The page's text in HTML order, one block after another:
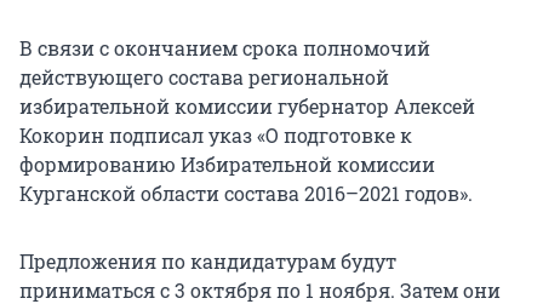
В связи с окончанием срока полномочий
действующего состава региональной
избирательной комиссии губернатор Алексей
Кокорин подписал указ «О подготовке к
формированию Избирательной комиссии
Курганской области состава 2016–2021 годов».
Предложения по кандидатурам будут
приниматься с 3 октября по 1 ноября. Затем они